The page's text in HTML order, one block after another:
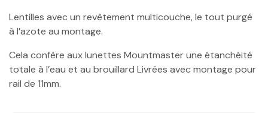
Lentilles avec un revêtement multicouche, le tout purgé
à l’azote au montage.
Cela confère aux lunettes Mountmaster une étanchéité
totale à l’eau et au brouillard Livrées avec montage pour
rail de 11mm.